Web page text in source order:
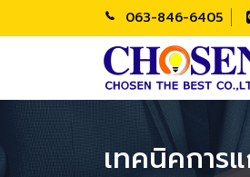
063-846-6405
เทคนิคการ